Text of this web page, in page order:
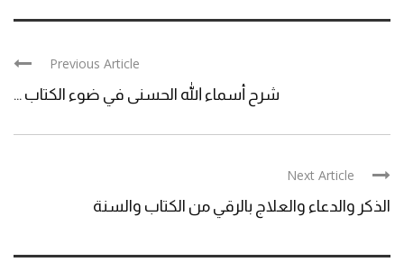
Previous Article
شرح أسماء الله الحسنى في ضوء الكتاب ...
Next Article
الذكر والدعاء والعلاج بالرقي من الكتاب والسنة